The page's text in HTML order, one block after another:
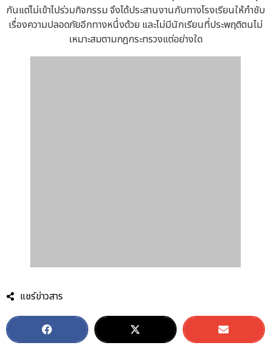
กันแต่ไม่เข้าไปร่วมกิจกรรม จึงได้ประสานงานกับทางโรงเรียนให้กำชับ
เรื่องความปลอดภัยอีกทางหนึ่งด้วย และไม่มีนักเรียนที่ประพฤติตนไม่
เหมาะสมตามกฎกระทรวงแต่อย่างใด
แชร์ข่าวสาร